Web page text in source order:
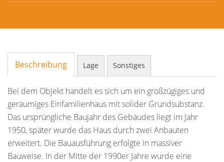
Beschreibung Lage Sonstiges
Bei dem Objekt handelt es sich um ein großzügiges und
geräumiges Einfamilienhaus mit solider Grundsubstanz.
Das ursprüngliche Baujahr des Gebäudes liegt im Jahr
1950, später wurde das Haus durch zwei Anbauten
erweitert. Die Bauausführung erfolgte in massiver
Bauweise. In der Mitte der 1990er Jahre wurde eine